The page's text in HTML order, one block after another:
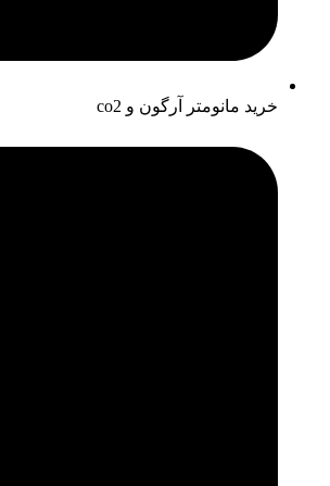
خرید مانومتر آرگون و co2